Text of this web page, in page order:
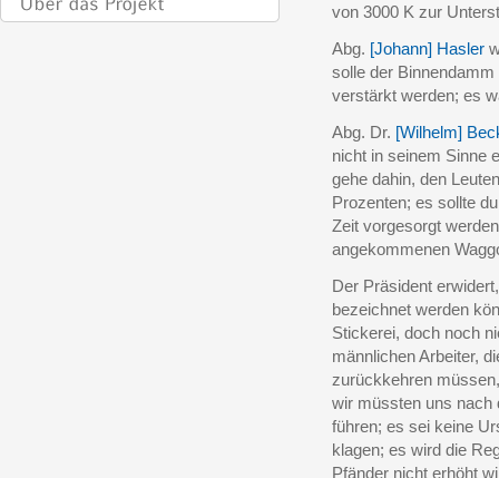
von 3000 K zur
Abg. [Johann] Hasler
solle der
verstärkt werden; es
Abg. Dr. [Wilhelm]
nicht in seinem Sinne
gehe dahin, den
Prozenten; es sollte
Zeit vorgesorgt
angekommenen
Der Präsident
bezeichnet werden
Stickerei, doch noch
männlichen Arbeiter,
zurückkehren
wir müssten uns nach
führen; es sei keine
klagen; es wird die
Pfänder nicht erhöht